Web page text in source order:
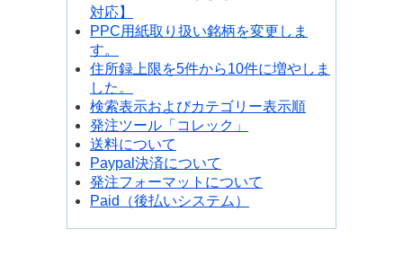
対応】
PPC用紙取り扱い銘柄を変更しま
す。
住所録上限を5件から10件に増やしま
した。
検索表示およびカテゴリー表示順
発注ツール「コレック」
送料について
Paypal決済について
発注フォーマットについて
Paid（後払いシステム）